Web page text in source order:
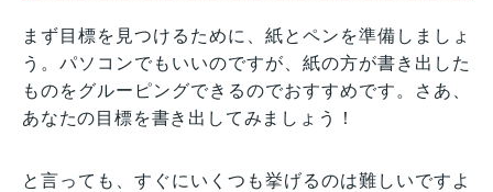
まず目標を見つけるために、紙とペンを準備しましょ
う。パソコンでもいいのですが、紙の方が書き出した
ものをグルーピングできるのでおすすめです。さあ、
あなたの目標を書き出してみましょう！
と言っても、すぐにいくつも挙げるのは難しいですよ